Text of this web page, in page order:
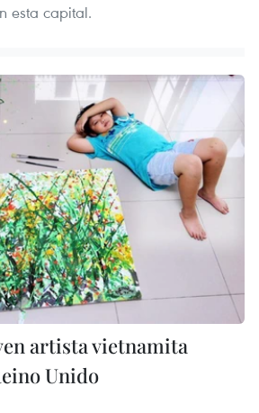
esta capital.
artista vietnamita
Unido